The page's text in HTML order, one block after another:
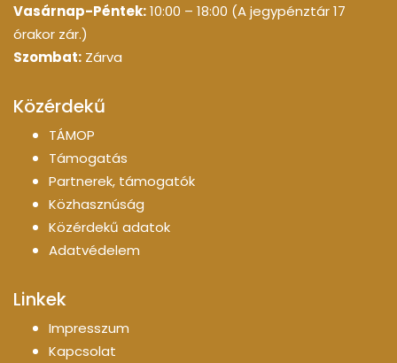
Vasárnap-Péntek:10:00 – 18:00 (A jegypénztár 17
órakor zár.)
Szombat: Zárva
Közérdekű
TÁMOP
Támogatás
Partnerek, támogatók
Közhasznúság
Közérdekű adatok
Adatvédelem
Linkek
Impresszum
Kapcsolat